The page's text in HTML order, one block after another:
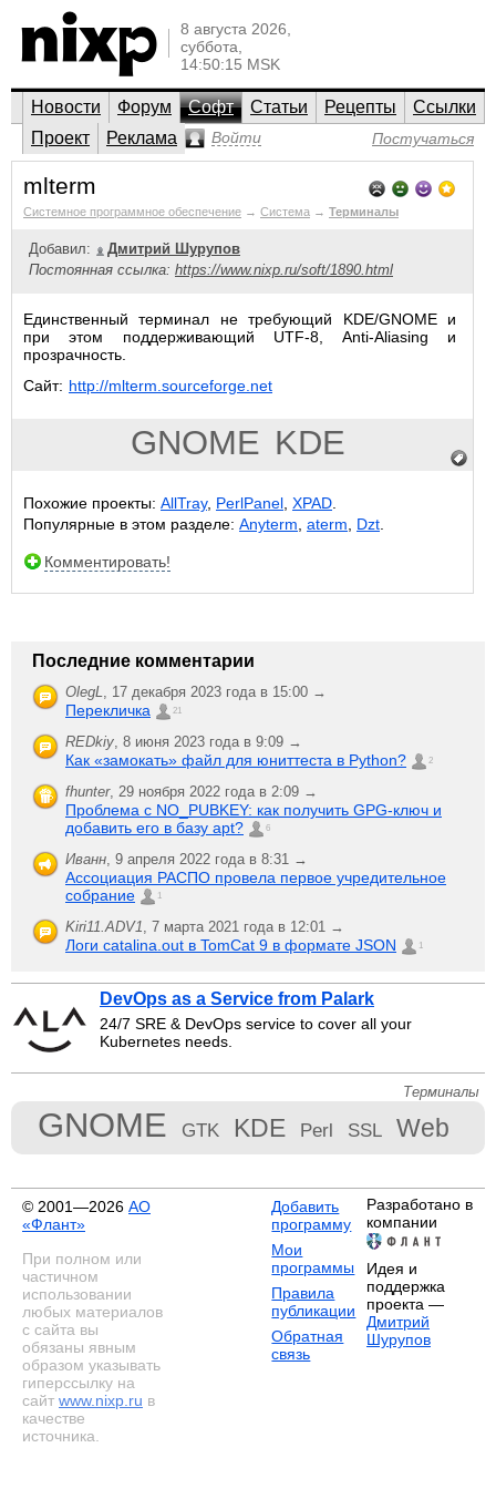
8 августа 2026,
суббота,
14:50:15 MSK
Новости Форум Софт Статьи Рецепты
Ссылки
Проект
Реклама Войти Постучаться
mlterm
Системное программное обеспечение → Система → Терминалы
Добавил:
Дмитрий Шурупов
Постоянная ссылка: https://www.nixp.ru/soft/1890.html
Единственный терминал не требующий KDE/GNOME и
при этом поддерживающий UTF-8, Anti-Aliasing и
прозрачность.
Сайт: http://mlterm.sourceforge.net
GNOME KDE
Похожие проекты: AllTray, PerlPanel XPAD
Популярные в этом разделе: Anyterm aterm Dzt
Комментировать!
Последние комментарии
OlegL, 17 декабря 2023 года в 15:00 →
Перекличка 21
REDkiy, 8 июня 2023 года в 9:09 →
Как «замокать» файл для юниттеста в Python? 2
fhunter, 29 ноября 2022 года в 2:09 →
Проблема с NO_PUBKEY: как получить GPG-ключ и
добавить его в базу apt?
6
Иванн, 9 апреля 2022 года в 8:31 →
Ассоциация РАСПО провела первое учредительное
собрание
1
Kiri11.ADV1, 7 марта 2021 года в 12:01 →
Логи catalina.out в TomCat 9 в формате JSON 1
DevOps as a Service from Palark
24/7 SRE & DevOps service to cover all your
Kubernetes needs.
Терминалы
GNOME GTK KDE Perl SSL Web
© 2001—2026 АО
«Флант»
При полном или
частичном
использовании
любых материалов
с сайта вы
обязаны явным
образом указывать
гиперссылку на
сайт www.nixp.ru в
качестве
источника.
Добавить
программу
Мои
программы
Правила
публикации
Обратная
связь
Разработано в
компании
Идея и
поддержка
проекта —
Дмитрий
Шурупов